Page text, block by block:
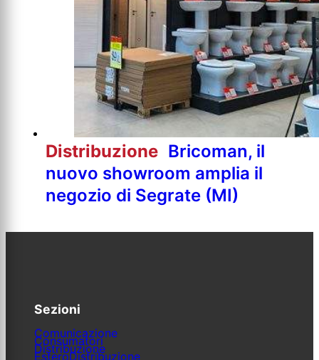
Distribuzione Bricoman, il
nuovo showroom amplia il
negozio di Segrate (MI)
Sezioni
Comunicazione
Consumatori
Distribuzione
EsteroDistribuzione